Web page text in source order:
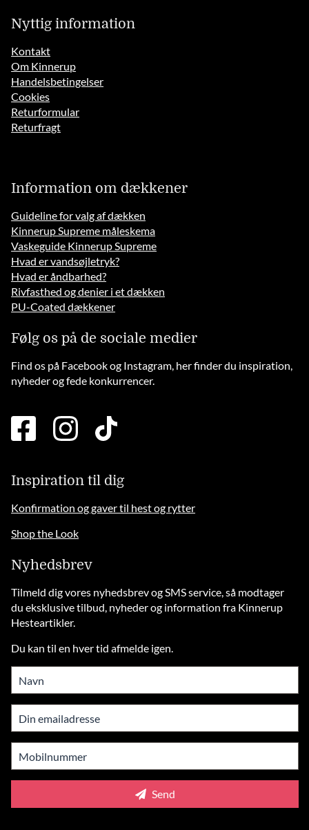
Nyttig information
Kontakt
Om Kinnerup
Handelsbetingelser
Cookies
Returformular
Returfragt
Information om dækkener
Guideline for valg af dækken
Kinnerup Supreme måleskema
Vaskeguide Kinnerup Supreme
Hvad er vandsøjletryk?
Hvad er åndbarhed?
Rivfasthed og denier i et dækken
PU-Coated dækkener
Følg os på de sociale medier
Find os på Facebook og Instagram, her finder du inspiration,
nyheder og fede konkurrencer.
facebook
square
instagramtiktok
Inspiration til dig
Konfirmation og gaver til hest og rytter
Shop the Look
Nyhedsbrev
Tilmeld dig vores nyhedsbrev og SMS service, så modtager
du eksklusive tilbud, nyheder og information fra Kinnerup
Hesteartikler.
Du kan til en hver tid afmelde igen.
Send